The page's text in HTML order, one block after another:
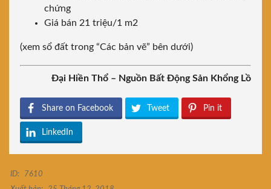
chứng
Giá bán 21 triệu/1 m2
(xem sổ đất trong “Các bản vẽ” bên dưới)
Đại Hiền Thổ – Nguồn Bất Động Sản Khổng Lồ
Share on Facebook Tweet Pin it
LinkedIn
ID:
7610